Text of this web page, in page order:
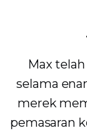
Max
selama
merek
pemasaran